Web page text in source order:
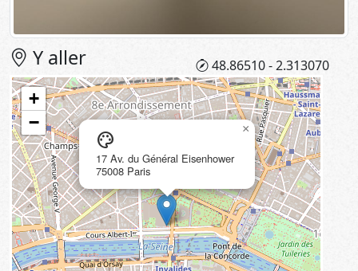
Y aller 48.86510 - 2.313070
palette
17 Av. du Général Eisenhower
75008 Paris
×
+
−